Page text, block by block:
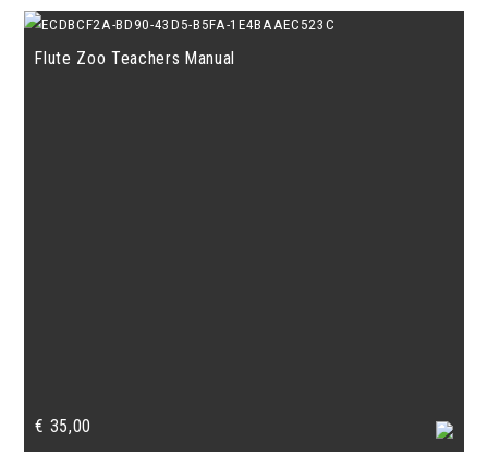
Flute Zoo Teachers Manual
€ 35,00